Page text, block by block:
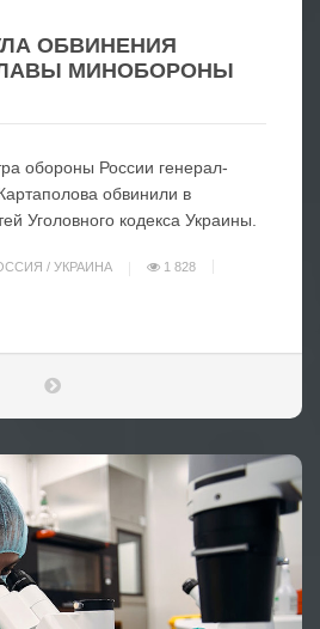
ОБВИНЕНИЯ
МИНОБОРОНЫ
обороны России генерал-
обвинили в
Уголовного кодекса Украины.
/ УКРАИНА
1 828